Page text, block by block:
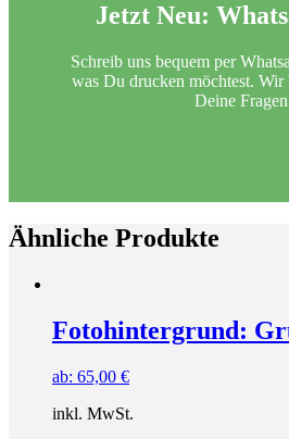
Jetzt Neu:
Schreib uns bequem per
was Du drucken möchtest. Wir
Deine
Ähnliche Produkte
Fotohintergrund:
ab: 65,00 €
inkl. MwSt.